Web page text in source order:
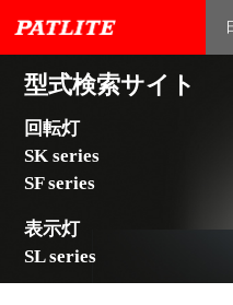
型式検索サイト
回転灯
SK series
SF series
表示灯
SL series